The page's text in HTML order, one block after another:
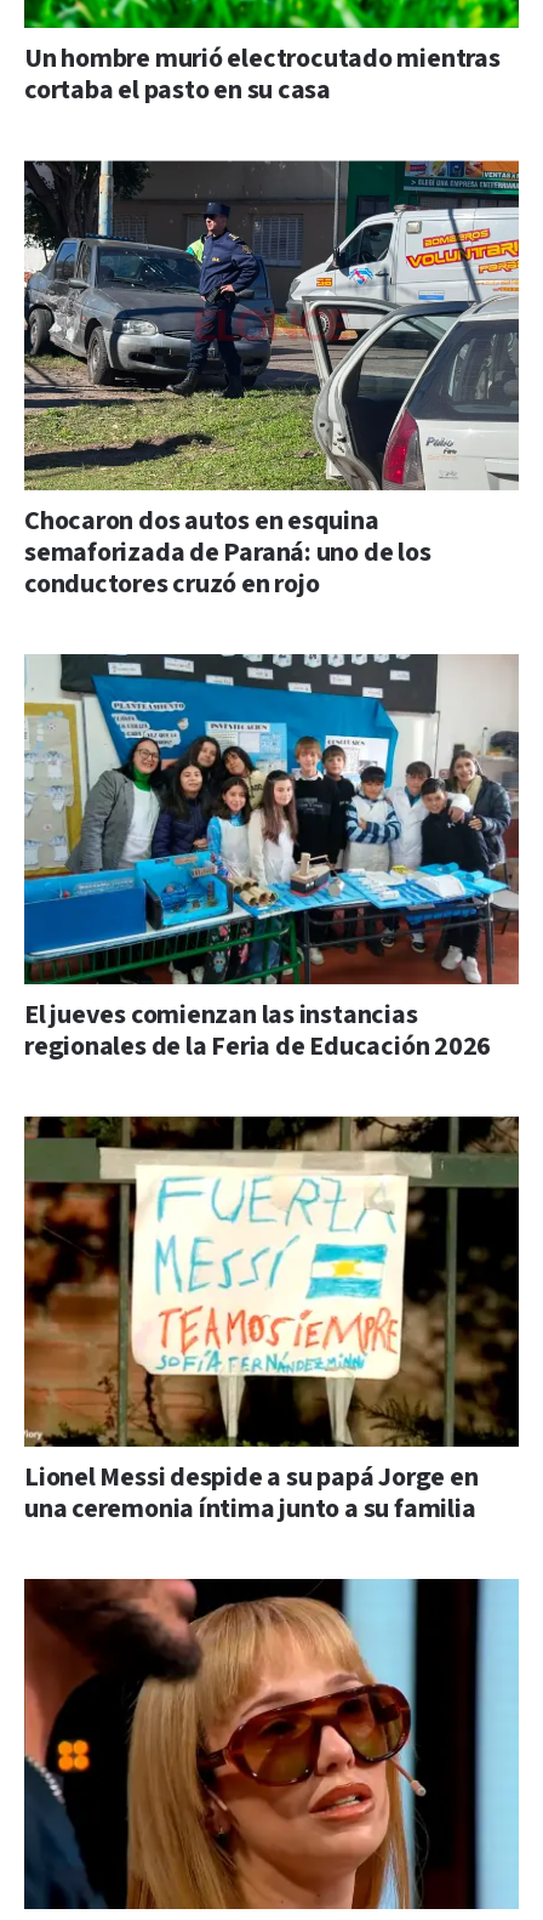
Un hombre murió electrocutado mientras
cortaba el pasto en su casa
Chocaron dos autos en esquina
semaforizada de Paraná: uno de los
conductores cruzó en rojo
El jueves comienzan las instancias
regionales de la Feria de Educación 2026
Lionel Messi despide a su papá Jorge en
una ceremonia íntima junto a su familia